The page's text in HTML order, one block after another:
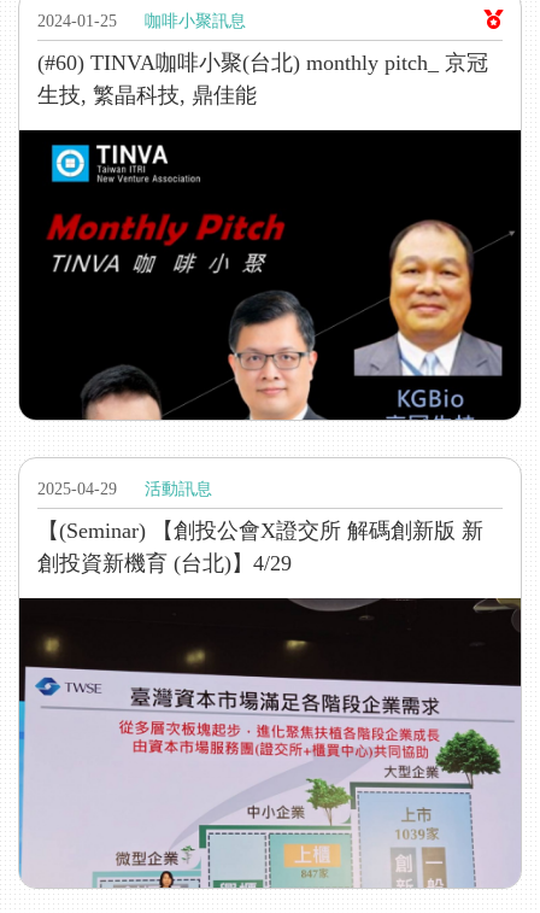
2024-01-25 咖啡小聚訊息
(#60) TINVA咖啡小聚(台北) monthly pitch_ 京冠
生技, 繁晶科技, 鼎佳能
2025-04-29 活動訊息
【(Seminar) 【創投公會X證交所 解碼創新版 新
創投資新機育 (台北)】4/29